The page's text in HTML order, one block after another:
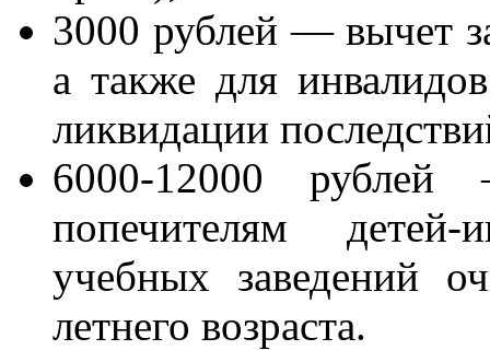
3000 рублей — вычет
а также для
ликвидации
6000-12000
попечителям
учебных заведений
летнего возраста.